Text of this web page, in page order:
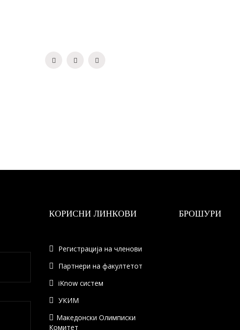
КОРИСНИ ЛИНКОВИ
Регистрација на членови
Партнери на факултетот
iKnow систем
УКИМ
Македонски Олимписки
Комитет
БРОШУРИ